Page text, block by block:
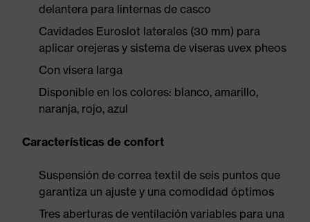
delantera para linternas de casco
Cavidades Euroslot laterales (30 mm) para
aplicar orejeras y sistema de viseras uvex pheos
Con visera larga
Disponible en los colores: blanco, amarillo,
naranja, rojo, azul
Características de confort
Suspensión de correa textil de seis puntos que
garantiza un ajuste y una comodidad óptimos
Tres aberturas de ventilación variables para una